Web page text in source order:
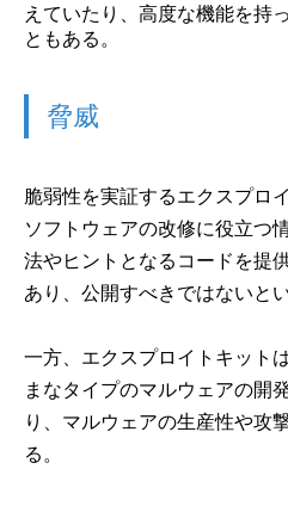
えていたり、高度な機能を持
ともある。
脅威
脆弱性を実証するエクスプロ
ソフトウェアの改修に役立つ
法やヒントとなるコードを提
あり、公開すべきではないと
一方、エクスプロイトキット
まなタイプのマルウェアの開
り、マルウェアの生産性や攻
る。